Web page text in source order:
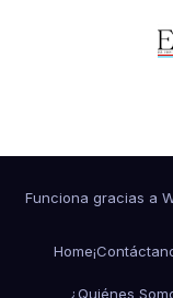
Funciona gracias a
Home
¿Quiénes